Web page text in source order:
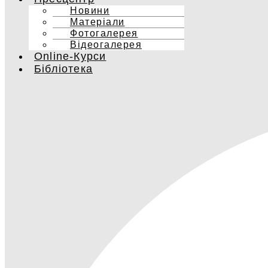
Новини
Матеріали
Фотогалерея
Відеогалерея
Online-Курси
Бібліотека